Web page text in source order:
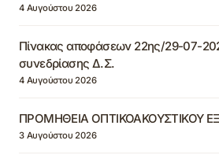
4 Αυγούστου 2026
Πίνακας αποφάσεων 22ης/29-07-
συνεδρίασης Δ.Σ.
4 Αυγούστου 2026
ΠΡΟΜΗΘΕΙΑ ΟΠΤΙΚΟΑΚΟΥΣΤΙΚΟΥ
3 Αυγούστου 2026